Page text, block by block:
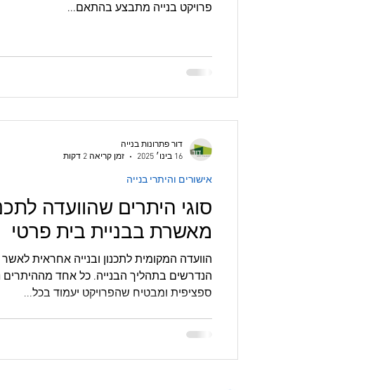
פרויקט בנייה מתבצע בהתאם...
סוגי היתרים שהוועדה
מאשרת בבניית בית פרטי
הוועדה המקומית לתכנון
הנדרשים בתהליך הבנייה. כל אחד
ספציפית ומבטיח שהפרויקט יעמוד בכל...
אישורים והיתרי בנייה
דור פתרונות בנייה
16 בינו׳ 2025
זמן קריאה 2 דקות